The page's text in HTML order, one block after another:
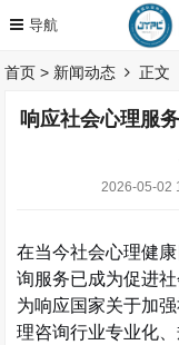
首页 > 新闻动态 正文
响应社会心理服
2026-05-02
在当今社会心理健
询服务已成为促进
为响应国家关于加
理咨询行业专业化